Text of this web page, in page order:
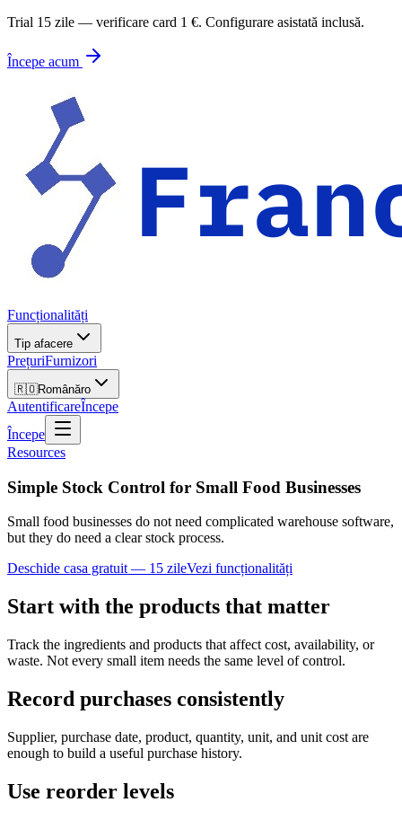
Trial 15 zile — verificare card 1 €. Configurare asistată inclusă.
Începe acum
Funcționalități
Tip afacere
PrețuriFurnizori
🇷🇴Românăro
AutentificareÎncepe
Începe
Resources
Simple Stock Control for Small Food Businesses
Small food businesses do not need complicated warehouse software,
but they do need a clear stock process.
Deschide casa gratuit — 15 zileVezi funcționalități
Start with the products that matter
Track the ingredients and products that affect cost, availability, or
waste. Not every small item needs the same level of control.
Record purchases consistently
Supplier, purchase date, product, quantity, unit, and unit cost are
enough to build a useful purchase history.
Use reorder levels